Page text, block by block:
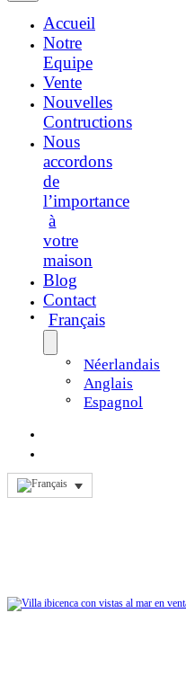
Accueil
Notre
Equipe
Vente
Nouvelles
Contructions
Nous
accordons
de
l’importance
à
votre
maison
Blog
Contact
Français
Néerlandais
Anglais
Espagnol